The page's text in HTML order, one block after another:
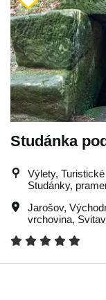
Studánka
Výlety,
Studánky,
Jarošov,
vrchovina,